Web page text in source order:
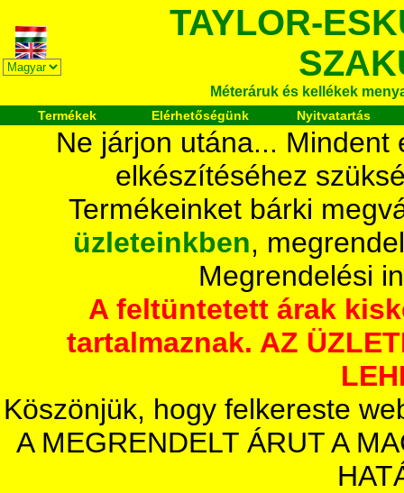
TAYLOR-
Méteráruk és kellékek
Termékek Elérhetőségünk Nyitvatartás
Ne járjon utána...
elkészítéséhez
Termékeinket bárki
üzleteinkben,
Megrendelési
A feltüntetett árak
tartalmaznak. AZ
Köszönjük, hogy felkereste
A MEGRENDELT ÁRUT A